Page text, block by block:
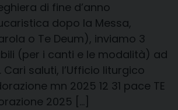
di fine d’anno
dopo la Messa,
o Te Deum), inviamo 3
(per i canti e le modalità) ad
saluti, l’Ufficio liturgico
mn 2025 12 31 pace TE
2025 […]